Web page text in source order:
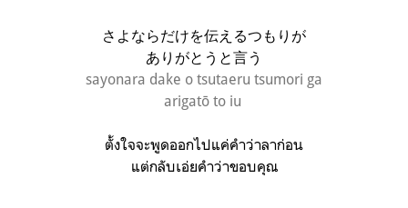
さよならだけを伝えるつもりが
ありがとうと言う
sayonara dake o tsutaeru tsumori ga
arigatō to iu
ตั้งใจจะพูดออกไปแค่คำว่าลาก่อน
แต่กลับเอ่ยคำว่าขอบคุณ